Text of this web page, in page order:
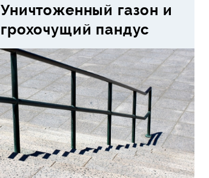
Уничтоженный газон и
грохочущий пандус